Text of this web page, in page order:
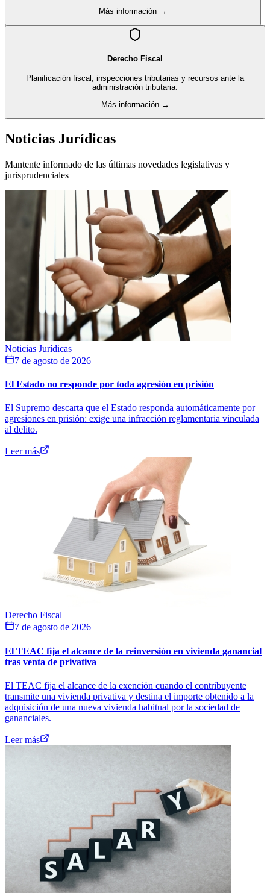
Más información →
Derecho Fiscal
Planificación fiscal, inspecciones tributarias y recursos ante la
administración tributaria.
Más información →
Noticias Jurídicas
Mantente informado de las últimas novedades legislativas y
jurisprudenciales
Noticias Jurídicas
7 de agosto de 2026
El Estado no responde por toda agresión en prisión
El Supremo descarta que el Estado responda automáticamente por
agresiones en prisión: exige una infracción reglamentaria vinculada
al delito.
Leer más
Derecho Fiscal
7 de agosto de 2026
El TEAC fija el alcance de la reinversión en vivienda ganancial
tras venta de privativa
El TEAC fija el alcance de la exención cuando el contribuyente
transmite una vivienda privativa y destina el importe obtenido a la
adquisición de una nueva vivienda habitual por la sociedad de
gananciales.
Leer más